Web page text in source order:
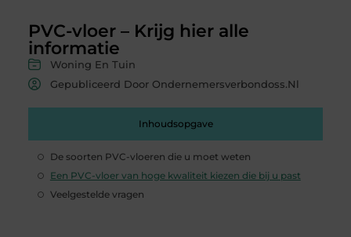
PVC-vloer – Krijg hier alle
informatie
Woning En Tuin
Gepubliceerd Door Ondernemersverbondoss.nl
Inhoudsopgave
De soorten PVC-vloeren die u moet weten
Een PVC-vloer van hoge kwaliteit kiezen die bij u past
Veelgestelde vragen